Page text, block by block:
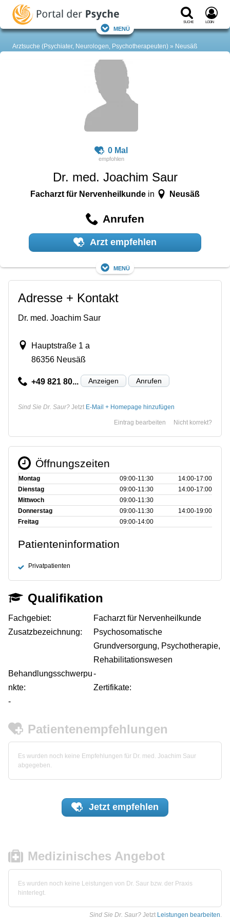
Suche Login
Menü
Arztsuche (Psychiater, Neurologen, Psychotherapeuten) Neusäß
0 Mal
Dr. med. Joachim Saur
Facharzt für Nervenheilkundein Neusäß
Anrufen
Arzt empfehlen
Menü
Adresse + Kontakt
Dr. med. Joachim Saur
Hauptstraße 1 a
86356 Neusäß
+49 821 80... Anzeigen Anrufen
Sind Sie Dr. Saur? Jetzt E-Mail + Homepage hinzufügen
Nicht korrekt?
Eintrag bearbeiten
Öffnungszeiten
Montag 09:00‑11:30
14:00‑17:00
Dienstag
09:00‑11:30
14:00‑17:00
Mittwoch
09:00‑11:30
Donnerstag
09:00‑11:30
14:00‑19:00
Freitag
09:00‑14:00
Patienteninformation
Privatpatienten
Qualifikation
Fachgebiet:
Facharzt für Nervenheilkunde
Zusatzbezeichnung:
Psychosomatische
Grundversorgung, Psychotherapie,
Rehabilitationswesen
Behandlungsschwerpu
nkte:
-
Zertifikate:
-
Patientenempfehlungen
Es wurden noch keine Empfehlungen für Dr. med. Joachim Saur
abgegeben.
Jetzt empfehlen
Medizinisches Angebot
Es wurden noch keine Leistungen von Dr. Saur bzw. der Praxis
hinterlegt.
Sind Sie Dr. Saur? Jetzt Leistungen bearbeiten.